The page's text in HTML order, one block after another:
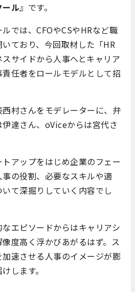
ル』です。
では、CFOやCSやHRなど職
ており、今回取材した「HR
サイドから人事へとキャリア
任者をロールモデルとして招
村さんをモデレーターに、弁
達さん、 oViceからは宮代さ
アップをはじめ企業のフェー
の役割、必要なスキルや適
て深掘りしていく内容でし
エピソードからはキャリアシ
度高く浮かびあがるはず。ス
速させる人事のイメージが膨
します。